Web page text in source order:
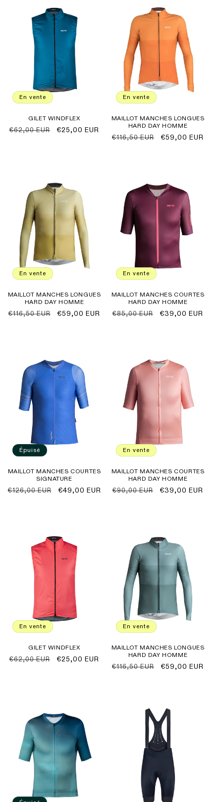
En vente
GILET WINDFLEX
Prix
€62,00 EUR
Prix
€25,00 EUR
En vente
MAILLOT MANCHES LONGUES
HARD DAY HOMME
Prix
€116,50 EUR
Prix
€59,00 EUR
En vente
MAILLOT MANCHES LONGUES
HARD DAY HOMME
Prix
€116,50 EUR
Prix
€59,00 EUR
En vente
MAILLOT MANCHES COURTES
HARD DAY HOMME
Prix
€85,00 EUR
Prix
€39,00 EUR
Épuisé
MAILLOT MANCHES COURTES
SIGNATURE
Prix
€126,00 EUR
Prix
€49,00 EUR
En vente
MAILLOT MANCHES COURTES
HARD DAY HOMME
Prix
€90,00 EUR
Prix
€39,00 EUR
En vente
GILET WINDFLEX
Prix
€62,00 EUR
Prix
€25,00 EUR
En vente
MAILLOT MANCHES LONGUES
HARD DAY HOMME
Prix
€116,50 EUR
Prix
€59,00 EUR